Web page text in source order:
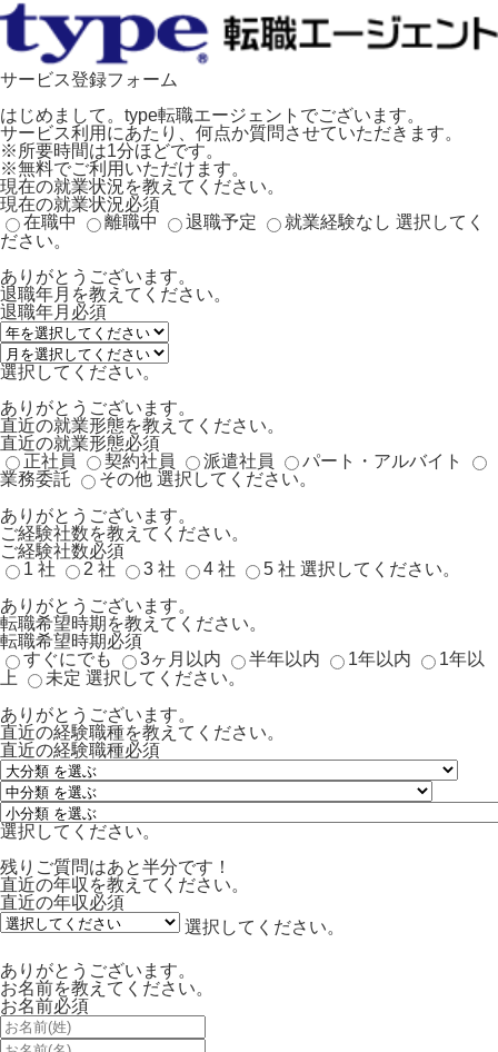
サービス登録フォーム
はじめまして。type転職エージェントでございます。
サービス利用にあたり、何点か質問させていただきます。
※所要時間は1分ほどです。
※無料でご利用いただけます。
現在の就業状況を教えてください。
現在の就業状況必須
在職中
離職中 退職予定 就業経験なし 選択してく
ださい。
ありがとうございます。
退職年月を教えてください。
退職年月 必須
選択してください。
ありがとうございます。
直近の就業形態を教えてください。
直近の就業形態必須
正社員
契約社員 派遣社員
パート・アルバイト
業務委託
その他 選択してください。
ありがとうございます。
ご経験社数を教えてください。
ご経験社数必須
1 社
2 社 3 社 4 社 5 社 選択してください。
ありがとうございます。
転職希望時期を教えてください。
転職希望時期必須
すぐにでも
3ヶ月以内 半年以内 1年以内
1年以
上
未定 選択してください。
ありがとうございます。
直近の経験職種を教えてください。
直近の経験職種必須
選択してください。
残りご質問はあと半分です！
直近の年収を教えてください。
直近の年収必須
選択してください。
ありがとうございます。
お名前を教えてください。
お名前必須